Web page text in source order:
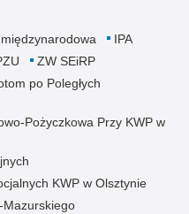
IPA
ZW SEiRP
po Poległych
Pożyczkowa Przy KWP w
KWP w Olsztynie
Mazurskiego